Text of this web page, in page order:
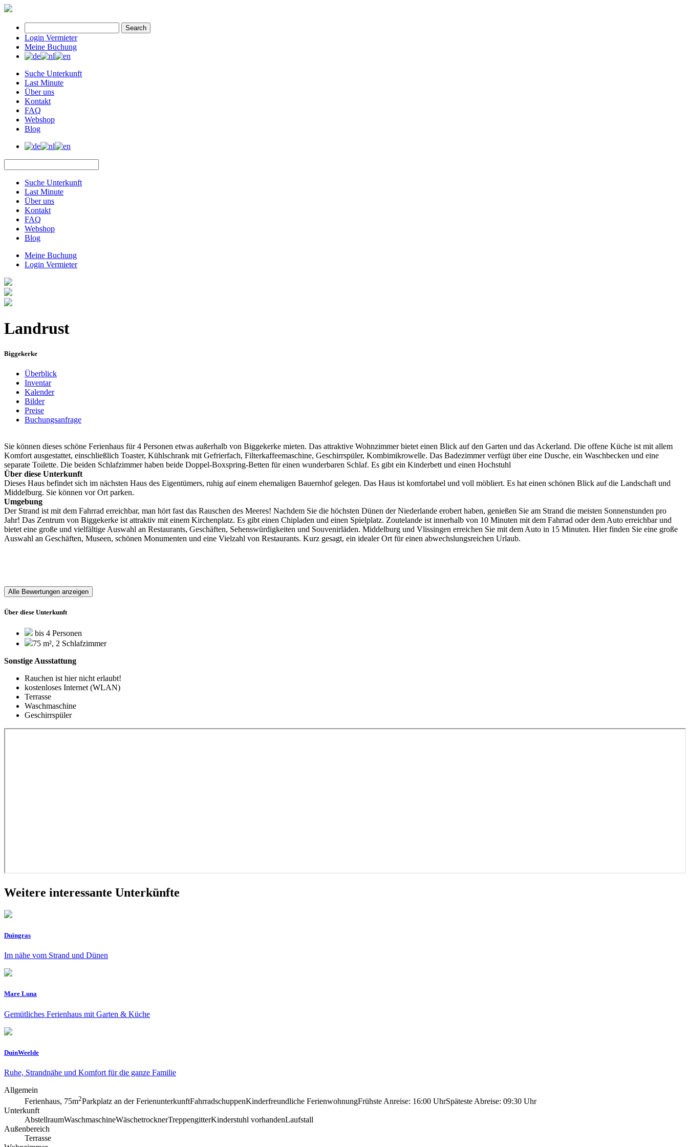
Search
Login Vermieter
Meine Buchung
Suche Unterkunft
Last Minute
Über uns
Kontakt
FAQ
Webshop
Blog
Suche Unterkunft
Last Minute
Über uns
Kontakt
FAQ
Webshop
Blog
Meine Buchung
Login Vermieter
Landrust
Biggekerke
Überblick
Inventar
Kalender
Bilder
Preise
Buchungsanfrage
Sie können dieses schöne Ferienhaus für 4 Personen etwas außerhalb von Biggekerke mieten. Das attraktive Wohnzimmer bietet einen Blick auf den Garten und das Ackerland. Die offene Küche ist mit allem
Komfort ausgestattet, einschließlich Toaster, Kühlschrank mit Gefrierfach, Filterkaffeemaschine, Geschirrspüler, Kombimikrowelle. Das Badezimmer verfügt über eine Dusche, ein Waschbecken und eine
separate Toilette. Die beiden Schlafzimmer haben beide Doppel-Boxspring-Betten für einen wunderbaren Schlaf. Es gibt ein Kinderbett und einen Hochstuhl
Über diese Unterkunft
Dieses Haus befindet sich im nächsten Haus des Eigentümers, ruhig auf einem ehemaligen Bauernhof gelegen. Das Haus ist komfortabel und voll möbliert. Es hat einen schönen Blick auf die Landschaft und
Middelburg. Sie können vor Ort parken.
Umgebung
Der Strand ist mit dem Fahrrad erreichbar, man hört fast das Rauschen des Meeres! Nachdem Sie die höchsten Dünen der Niederlande erobert haben, genießen Sie am Strand die meisten Sonnenstunden pro
Jahr! Das Zentrum von Biggekerke ist attraktiv mit einem Kirchenplatz. Es gibt einen Chipladen und einen Spielplatz. Zoutelande ist innerhalb von 10 Minuten mit dem Fahrrad oder dem Auto erreichbar und
bietet eine große und vielfältige Auswahl an Restaurants, Geschäften, Sehenswürdigkeiten und Souvenirläden. Middelburg und Vlissingen erreichen Sie mit dem Auto in 15 Minuten. Hier finden Sie eine große
Auswahl an Geschäften, Museen, schönen Monumenten und eine Vielzahl von Restaurants. Kurz gesagt, ein idealer Ort für einen abwechslungsreichen Urlaub.
Alle Bewertungen anzeigen
Über diese Unterkunft
bis 4 Personen
75 m², 2 Schlafzimmer
Sonstige Ausstattung
Rauchen ist hier nicht erlaubt!
kostenloses Internet (WLAN)
Terrasse
Waschmaschine
Geschirrspüler
Weitere interessante Unterkünfte
Duingras
Im nähe vom Strand und Dünen
Mare Luna
Gemütliches Ferienhaus mit Garten & Küche
DuinWeelde
Ruhe, Strandnähe und Komfort für die ganze Familie
Allgemein
Ferienhaus, 75m2Parkplatz an der FerienunterkunftFahrradschuppenKinderfreundliche FerienwohnungFrühste Anreise: 16:00 UhrSpäteste Abreise: 09:30 Uhr
Unterkunft
AbstellraumWaschmaschineWäschetrocknerTreppengitterKinderstuhl vorhandenLaufstall
Außenbereich
Terrasse